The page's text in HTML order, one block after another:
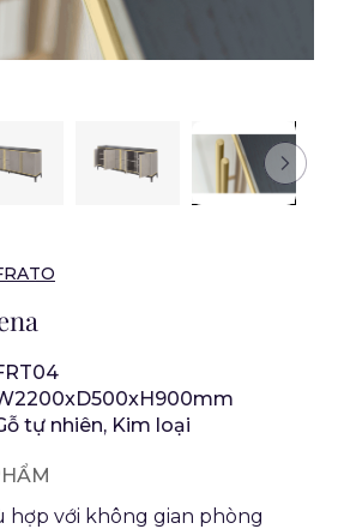
tự nhiên, Kim loại
hợp với không gian phòng